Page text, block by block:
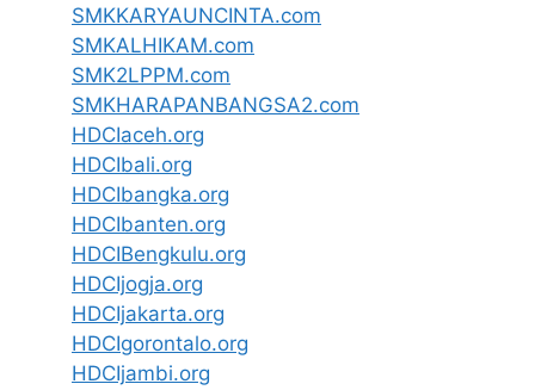
SMKKARYAUNCINTA.com
SMKALHIKAM.com
SMK2LPPM.com
SMKHARAPANBANGSA2.com
HDCIaceh.org
HDCIbali.org
HDCIbangka.org
HDCIbanten.org
HDCIBengkulu.org
HDCIjogja.org
HDCIjakarta.org
HDCIgorontalo.org
HDCIjambi.org